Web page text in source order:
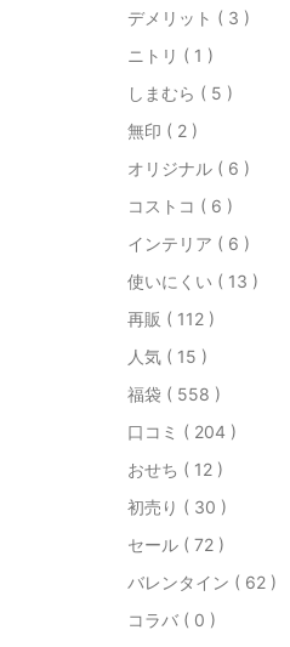
デメリット ( 3 )
ニトリ ( 1 )
しまむら ( 5 )
無印 ( 2 )
オリジナル ( 6 )
コストコ ( 6 )
インテリア ( 6 )
使いにくい ( 13 )
再販 ( 112 )
人気 ( 15 )
福袋 ( 558 )
口コミ ( 204 )
おせち ( 12 )
初売り ( 30 )
セール ( 72 )
バレンタイン ( 62 )
コラバ ( 0 )